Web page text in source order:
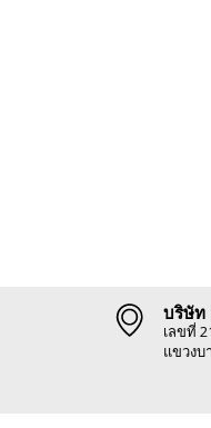
บริษัท
เลขที่
แขวงบ